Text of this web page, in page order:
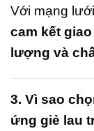
Với mạng
cam kết
lượng và
3. Vì sao
ứng giẻ lau